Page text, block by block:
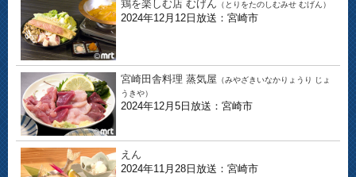
鶏を楽しむ店 むげん （とりをたのしむみせ むげん）
2024年12月12日放送：宮崎市
宮崎田舎料理 蒸気屋 （みやざきいなかりょうり じょ
うきや）
2024年12月5日放送：宮崎市
えん
2024年11月28日放送：宮崎市